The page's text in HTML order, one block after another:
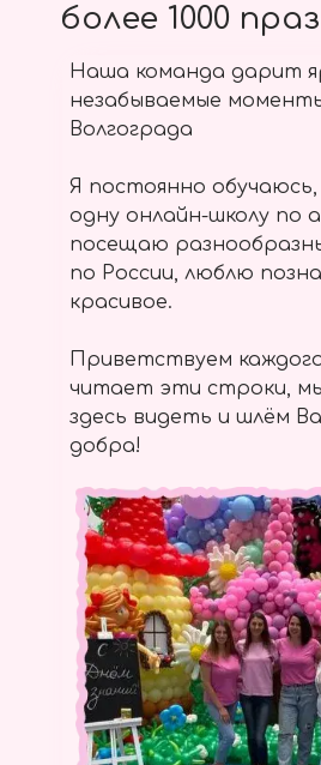
более 1000
Наша команда дарит
незабываемые
Волгограда
Я постоянно
одну онлайн-школу по
посещаю
по России, люблю
красивое.
Приветствуем
читает эти строки,
здесь видеть и шлём
добра!